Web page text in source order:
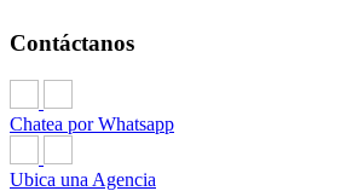
Contáctanos
Chatea por Whatsapp
Ubica una Agencia